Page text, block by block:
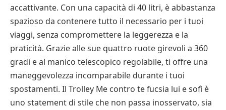
accattivante. Con una capacità di 40 litri, è abbastanza
spazioso da contenere tutto il necessario per i tuoi
viaggi, senza compromettere la leggerezza e la
praticità. Grazie alle sue quattro ruote girevoli a 360
gradi e al manico telescopico regolabile, ti offre una
maneggevolezza incomparabile durante i tuoi
spostamenti. Il Trolley Me contro te fucsia lui e sofì è
uno statement di stile che non passa inosservato, sia